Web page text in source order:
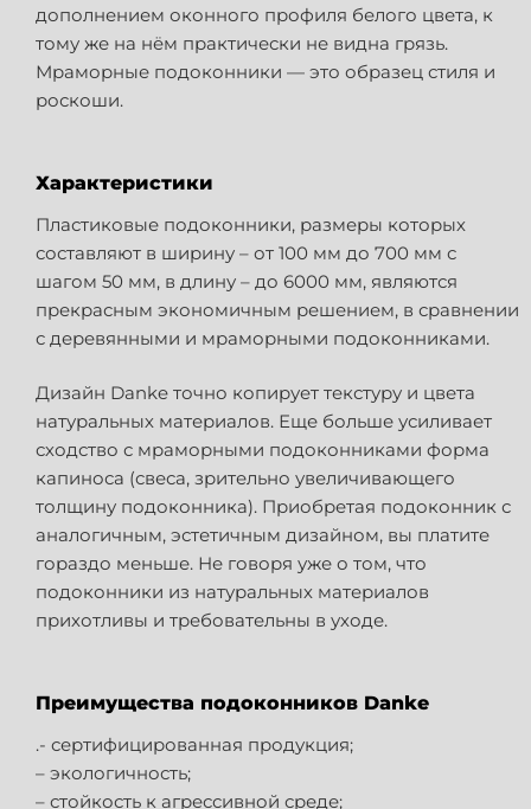
дополнением оконного профиля белого цвета, к
тому же на нём практически не видна грязь.
Мраморные подоконники — это образец стиля и
роскоши.
Характеристики
Пластиковые подоконники, размеры которых
составляют в ширину – от 100 мм до 700 мм с
шагом 50 мм, в длину – до 6000 мм, являются
прекрасным экономичным решением, в сравнении
с деревянными и мраморными подоконниками.
Дизайн Danke точно копирует текстуру и цвета
натуральных материалов. Еще больше усиливает
сходство с мраморными подоконниками форма
капиноса (свеса, зрительно увеличивающего
толщину подоконника). Приобретая подоконник с
аналогичным, эстетичным дизайном, вы платите
гораздо меньше. Не говоря уже о том, что
подоконники из натуральных материалов
прихотливы и требовательны в уходе.
Преимущества подоконников Danke
.- сертифицированная продукция;
– экологичность;
– стойкость к агрессивной среде;